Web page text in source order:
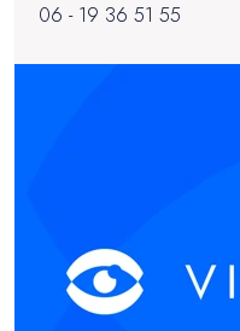
06 - 19 36 51 55